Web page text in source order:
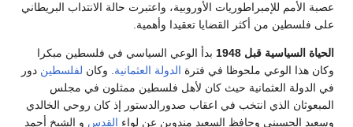
للإمبراطوريات الأوروبية، واعتبرت حالة الانتداب البريطاني
من أكثر القضايا تعقيدا وأهمية.
قبل 1948
بدأ الوعي السياسي في فلسطين مبكرا
الوعي ملحوظا في فترةالدولة العثمانية. وكانلفلسطيندور
العثمانية حيث كان لأهل فلسطين ممثلون في مجلس
الذي انتخب في اعقاب صدورالدستور إذ كان روحي الخالدي
وحافظ السعيد مندوين عن لواءالقدسو الشيخ أحمد